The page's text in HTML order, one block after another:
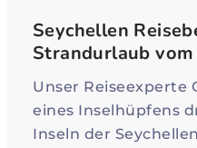
Seychellen
Strandurlaub
Unser Reiseexperte
eines Inselhüpfens
Inseln der